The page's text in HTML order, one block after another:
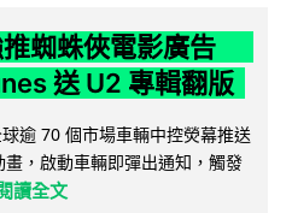
蜘蛛俠電影廣告
送 U2 專輯翻版
逾 70 個市場車輛中控熒幕推送
畫，啟動車輛即彈出通知，觸發
閱讀全文